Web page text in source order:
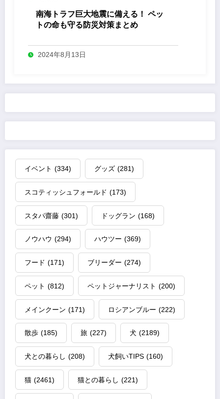
南海トラフ巨大地震に備える！ ペッ
トの命も守る防災対策まとめ
2024年8月13日
イベント (334) グッズ (281)
スコティッシュフォールド (173)
スタパ齋藤 (301) ドッグラン (168)
ノウハウ (294) ハウツー (369)
フード (171) ブリーダー (274)
ペット (812) ペットジャーナリスト (200)
メインクーン (171) ロシアンブルー (222)
散歩 (185) 旅 (227) 犬 (2189)
犬との暮らし (208) 犬飼いTIPS (160)
猫 (2461) 猫との暮らし (221)